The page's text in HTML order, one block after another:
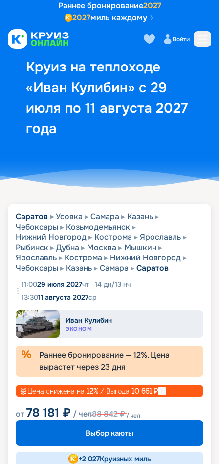
Раннее бронирование2027
2027миль каждому
Войти
Круиз на теплоходе
«Иван Кулибин» с 29
июля по 11 августа 2027
года
Выбор кают Маршрут и
Саратов Усовка Самара
Казань
Чебоксары
Козьмодемьянск
Нижний Новгород
Кострома
Ярославль
Рыбинск
Дубна Москва
Мышкин
Ярославль
Кострома
Нижний Новгород
Чебоксары
Казань Самара Саратов
11:0029 июля 2027чт 14 дн/13 нч
13:3011 августа 2027ср
Иван Кулибин
ЭКОНОМ
Раннее бронирование —12%. Цена
вырастет через23 дня
Цена снижена на 12% / Выгода 10 661₽
от78 181 ₽ / чел88 842₽/ чел
Выбор каюты
+2 027Круизных миль